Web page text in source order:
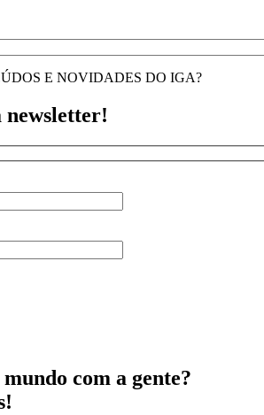
E NOVIDADES DO IGA?
newsletter!
com a gente?